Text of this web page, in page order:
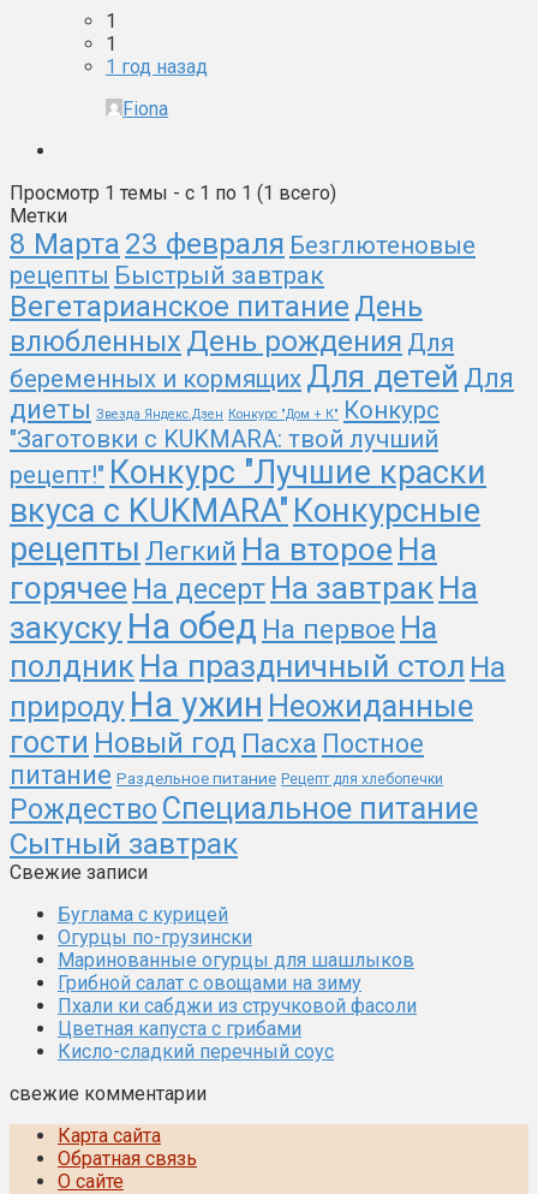
1
1
1 год назад
Fiona
Просмотр 1 темы - с 1 по 1 (1 всего)
Метки
8 Марта 23 февраля Безглютеновые
рецепты Быстрый завтрак
Вегетарианское питание День
влюбленных День рождения Для
беременных и кормящих Для детей Для
диеты Звезда Яндекс.Дзен Конкурс "Дом + К" Конкурс
"Заготовки с KUKMARA: твой лучший
рецепт!" Конкурс "Лучшие краски
вкуса с KUKMARA" Конкурсные
рецепты Легкий На второе На
горячее На десерт На завтрак На
закуску На обед На первое На
полдник На праздничный стол На
природу На ужин Неожиданные
гости Новый год Пасха Постное
питание Раздельное питание Рецепт для хлебопечки
Рождество Специальное питание
Сытный завтрак
Свежие записи
Буглама с курицей
Огурцы по-грузински
Маринованные огурцы для шашлыков
Грибной салат с овощами на зиму
Пхали ки сабджи из стручковой фасоли
Цветная капуста с грибами
Кисло-сладкий перечный соус
свежие комментарии
Карта сайта
Обратная связь
О сайте